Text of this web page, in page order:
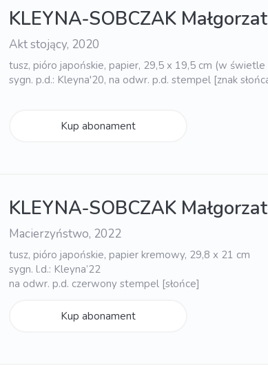
KLEYNA-SOBCZAK
Akt stojący, 2020
tusz, pióro japońskie, papier, 29,5 x 19,5 cm (w
sygn. p.d.: Kleyna'20, na odwr. p.d. stempel [znak
Kup abonament
KLEYNA-SOBCZAK
Macierzyństwo, 2022
tusz, pióro japońskie, papier kremowy, 29,8 x 21 cm
sygn. l.d.: Kleyna’22
na odwr. p.d. czerwony stempel [słońce]
Kup abonament